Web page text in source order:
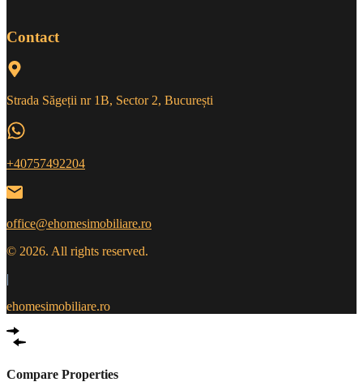
Contact
Strada Săgeții nr 1B, Sector 2, București
+40757492204
office@ehomesimobiliare.ro
© 2026. All rights reserved.
|
ehomesimobiliare.ro
Compare Properties